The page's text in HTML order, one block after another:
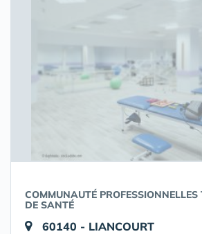
COMMUNAUTÉ PROFESSIONNELLES
DE SANTÉ
60140 - LIANCOURT